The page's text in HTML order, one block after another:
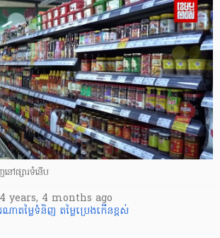
ៅផ្សារទំនើប
4 years, 4 months ago
ណាតម្លៃទំនិញ តម្លៃប្រេងកើនខ្ពស់